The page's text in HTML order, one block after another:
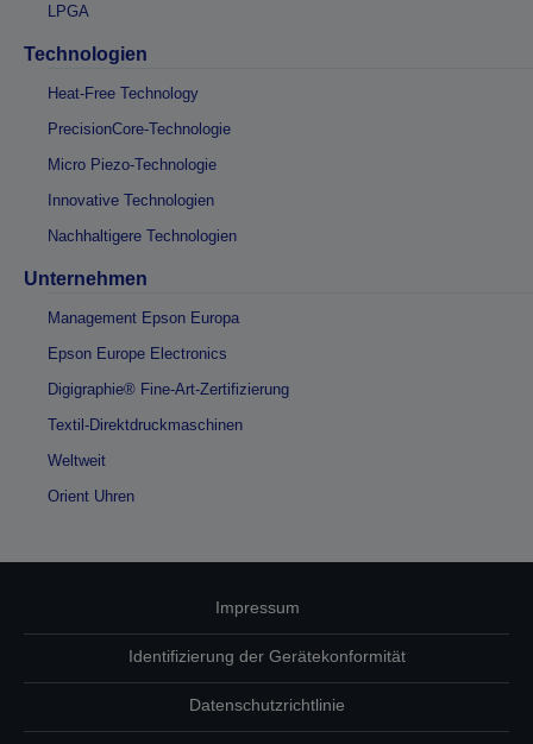
LPGA
Technologien
Heat-Free Technology
PrecisionCore-Technologie
Micro Piezo-Technologie
Innovative Technologien
Nachhaltigere Technologien
Unternehmen
Management Epson Europa
Epson Europe Electronics
Digigraphie® Fine-Art-Zertifizierung
Textil-Direktdruckmaschinen
Weltweit
Orient Uhren
Impressum
Identifizierung der Gerätekonformität
Datenschutzrichtlinie